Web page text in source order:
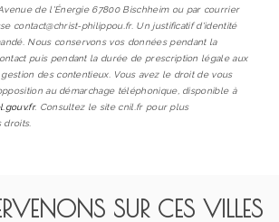
de l'Énergie 67800 Bischheim ou par courrier
contact@christ-philippou.fr. Un justificatif d'identité
Nous conservons vos données pendant la
puis pendant la durée de prescription légale aux
des contentieux. Vous avez le droit de vous
au démarchage téléphonique, disponible à
. Consultez le site cnil.fr pour plus
droits.
SUR CES VILLES